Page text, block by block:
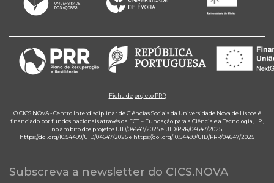
Ficha de projeto PRR
O CICS.NOVA - Centro Interdisciplinar de Ciências Sociais da Universidade Nova de Lisboa é
financiado por fundos nacionais através da FCT – Fundação para a Ciência e a Tecnologia, I.P.,
no âmbito dos projetos UID/04647/2025 e UID/PRR/04647/2025.
https://doi.org/10.54499/UID/04647/2025e https://doi.org/10.54499/UID/PRR/04647/2025
Subscreva a newsletter do CICS.NOVA